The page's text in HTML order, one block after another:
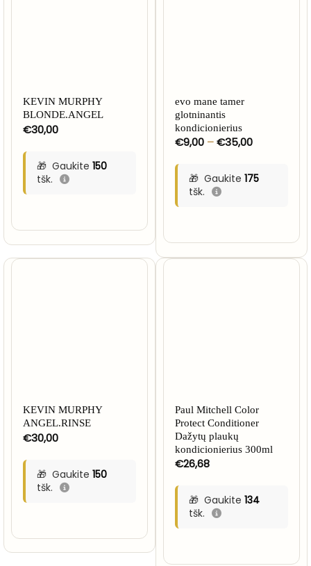
KEVIN MURPHY
BLONDE.ANGEL
€30,00
Gaukite 150
tšk.
evo mane tamer
glotninantis
kondicionierius
€9,00 – €35,00Price
through
€35,00
Gaukite 175
tšk.
KEVIN MURPHY
ANGEL.RINSE
€30,00
Gaukite 150
tšk.
Paul Mitchell Color
Protect Conditioner
Dažytų plaukų
kondicionierius 300ml
€26,68
Gaukite 134
tšk.